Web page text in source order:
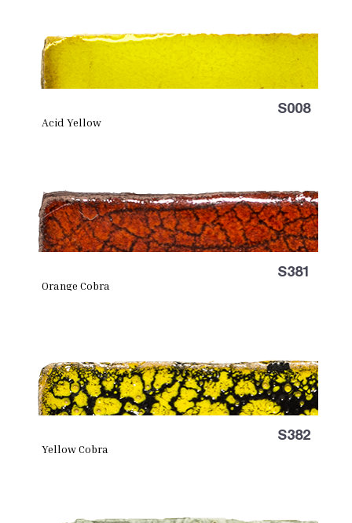
S008
Acid Yellow
S381
Orange Cobra
S382
Yellow Cobra